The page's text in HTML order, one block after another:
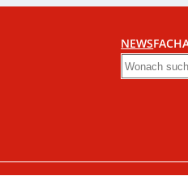
NEWS
Search